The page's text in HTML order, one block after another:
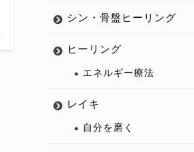
シン・骨盤ヒーリング
ヒーリング
エネルギー療法
レイキ
自分を磨く